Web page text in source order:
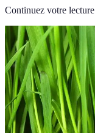
Continuez votre lecture